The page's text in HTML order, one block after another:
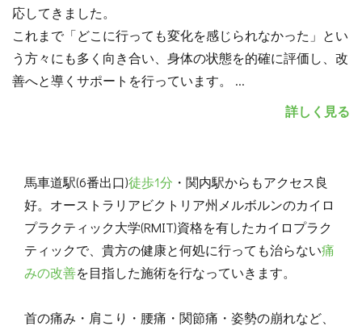
応してきました。
これまで「どこに行っても変化を感じられなかった」とい
う方々にも多く向き合い、身体の状態を的確に評価し、改
善へと導くサポートを行っています。 ...
詳しく見る
馬車道駅(6番出口)徒歩1分 ・関内駅からもアクセス良
好。オーストラリアビクトリア州メルボルンのカイロ
プラクティック大学(RMIT)資格を有したカイロプラク
ティックで、貴方の健康と何処に行っても治らない痛
みの改善を目指した施術を行なっていきます。
首の痛み・肩こり・腰痛・関節痛・姿勢の崩れなど、